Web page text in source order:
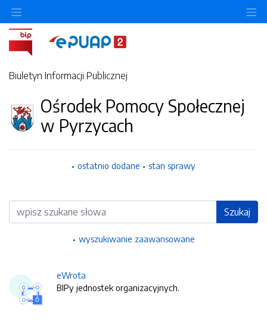
Biuletyn Informacji Publicznej
Ośrodek Pomocy Społecznej
w Pyrzycach
ostatnio dodane stan sprawy
Wyszukiwarka Szukaj
wyszukiwanie zaawansowane
eWrota
BIPy jednostek organizacyjnych.